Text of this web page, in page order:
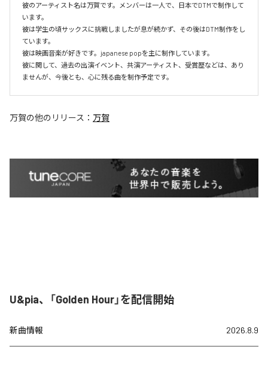
彼のアーティスト名は万賀です。メンバーは一人で、日本でDTMで制作して
います。
彼は学生の頃サックスに挑戦しましたが息が続かず、その後はDTM制作をし
ています。
彼は映画音楽が好きです。japanese popを主に制作しています。
彼に関して、過去の出演イベント、共演アーティスト、受賞歴などは、あり
ませんが、今後とも、心に残る曲を制作予定です。
万賀の他のリリース： 万賀
U&pia、「Golden Hour」を配信開始
新曲情報 2026.8.9